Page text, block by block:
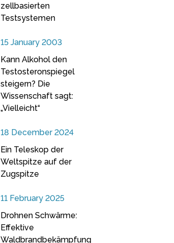
zellbasierten
Testsystemen
15 January 2003
Kann Alkohol den
Testosteronspiegel
steigern? Die
Wissenschaft sagt:
„Vielleicht“
18 December 2024
Ein Teleskop der
Weltspitze auf der
Zugspitze
11 February 2025
Drohnen Schwärme:
Effektive
Waldbrandbekämpfung